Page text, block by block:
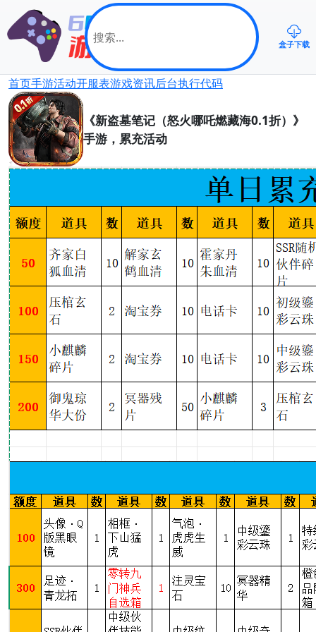
盒子下载
首页手游活动开服表游戏资讯后台执行代码
《新盗墓笔记（怒火哪吒燃藏海0.1折）》
手游，累充活动